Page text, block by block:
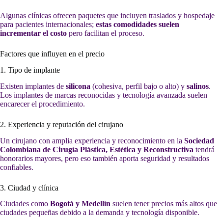
Algunas clínicas ofrecen paquetes que incluyen traslados y hospedaje
para pacientes internacionales; estas comodidades suelen
incrementar el costo pero facilitan el proceso.
Factores que influyen en el precio
1. Tipo de implante
Existen implantes de silicona (cohesiva, perfil bajo o alto) y salinos.
Los implantes de marcas reconocidas y tecnología avanzada suelen
encarecer el procedimiento.
2. Experiencia y reputación del cirujano
Un cirujano con amplia experiencia y reconocimiento en la Sociedad
Colombiana de Cirugía Plástica, Estética y Reconstructiva tendrá
honorarios mayores, pero eso también aporta seguridad y resultados
confiables.
3. Ciudad y clínica
Ciudades como Bogotá y Medellín suelen tener precios más altos que
ciudades pequeñas debido a la demanda y tecnología disponible.